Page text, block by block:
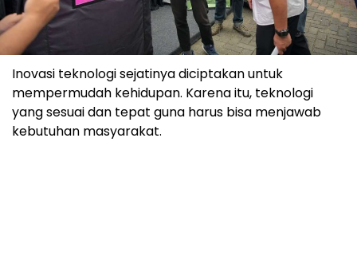
Inovasi teknologi sejatinya diciptakan untuk
mempermudah kehidupan. Karena itu, teknologi
yang sesuai dan tepat guna harus bisa menjawab
kebutuhan masyarakat.